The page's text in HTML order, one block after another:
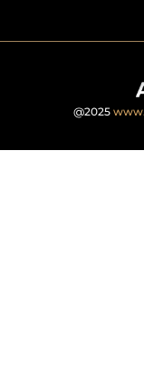
@2025